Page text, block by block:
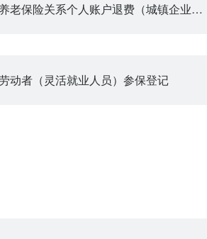
多重养老保险关系个人账户退费（城镇企业职工基本养老保险）
动者（灵活就业人员）参保登记